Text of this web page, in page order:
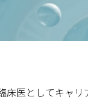
医としてキャリ